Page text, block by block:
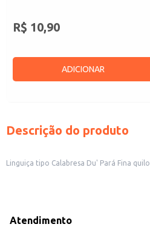
R$ 10,90
ADICIONAR
Descrição do produto
Linguiça tipo Calabresa Du' Pará Fina quilo
Atendimento